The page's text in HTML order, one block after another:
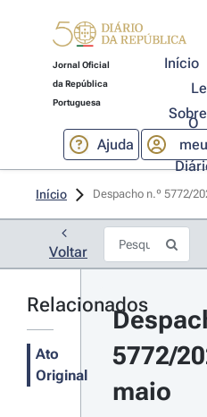
Jornal Oficial
da República
Portuguesa
Início
Ajuda
O
meu
Início Despacho n.º 5772/
Voltar
Relacionados
Ato
Original
5772/
maio